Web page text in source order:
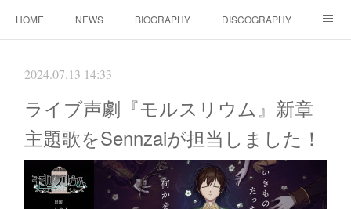
HOME NEWS BIOGRAPHY DISCOGRAPHY
2024.07.13 14:33
ライブ声劇『モルスリウム』新章
主題歌をSennzaiが担当しました！